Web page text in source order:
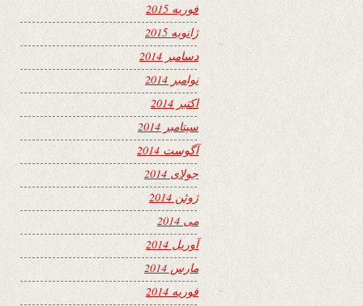
فوریه 2015
ژانویه 2015
دسامبر 2014
نوامبر 2014
اکتبر 2014
سپتامبر 2014
آگوست 2014
جولای 2014
ژوئن 2014
می 2014
آوریل 2014
مارس 2014
فوریه 2014